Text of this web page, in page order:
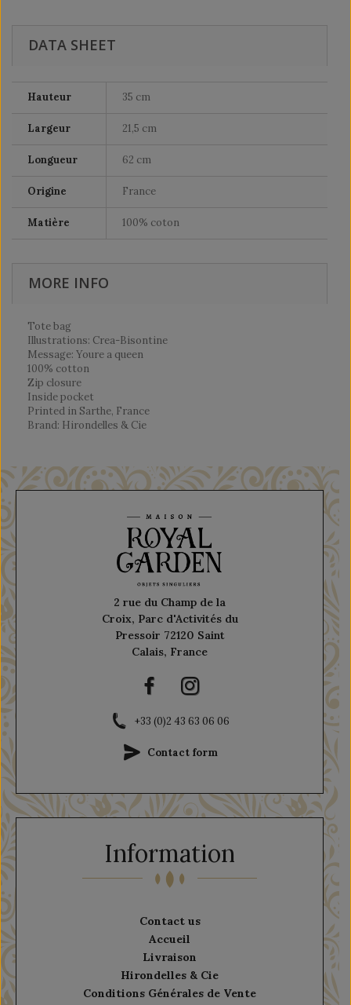
DATA SHEET
Hauteur 35 cm
Largeur 21,5 cm
Longueur 62 cm
Origine France
Matière 100% coton
MORE INFO
Tote bag
Illustrations: Crea-Bisontine
Message: Youre a queen
100% cotton
Zip closure
Inside pocket
Printed in Sarthe, France
Brand: Hirondelles & Cie
Information
Contact us
Accueil
Livraison
Hirondelles & Cie
Conditions Générales de Vente
2 rue du Champ de la
Croix, Parc d'Activités du
Pressoir 72120 Saint
Calais, France
+33 (0)2 43 63 06 06
Contact form